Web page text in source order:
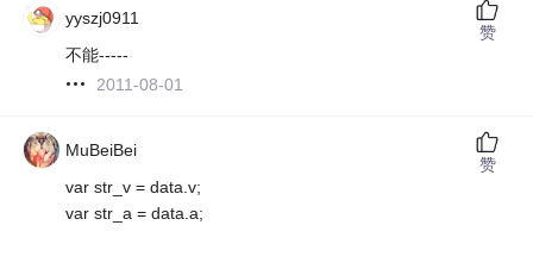
yyszj0911
不能-----
2011-08-01
赞
MuBeiBei
var str_v = data.v;
var str_a = data.a;
赞